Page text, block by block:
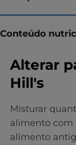
Conteúdo
Alterar
Hill's
Misturar
alimento com
alimento